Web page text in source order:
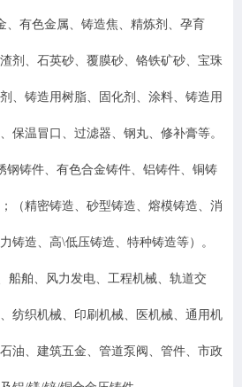
、有色金属、铸造焦、精炼剂、孕育
剂、石英砂、覆膜砂、铬铁矿砂、宝珠
、铸造用树脂、固化剂、涂料、铸造用
保温冒口、过滤器、钢丸、修补膏等。
钢铸件、有色合金铸件、铝铸件、铜铸
（精密铸造、砂型铸造、熔模铸造、消
铸造、高\低压铸造、特种铸造等）。
船舶、风力发电、工程机械、轨道交
纺织机械、印刷机械、医机械、通用机
油、建筑五金、管道泵阀、管件、市政